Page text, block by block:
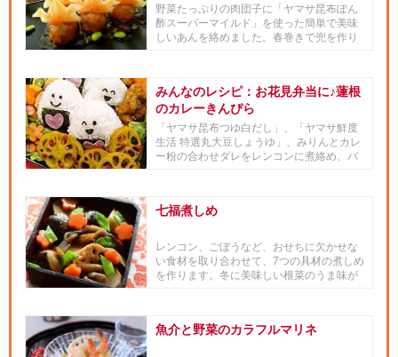
野菜たっぷりの肉団子に「ヤマサ昆布ぽん
酢スーパーマイルド」を使った簡単で美味
しいあんを絡めました。春巻きで兜を作り
みんなのレシピ：お花見弁当に♪蓮根
のカレーきんぴら
「ヤマサ昆布つゆ白だし」、「ヤマサ鮮度
生活 特選丸大豆しょうゆ」、みりんとカレ
ー粉の合わせダレをレンコンに煮絡め、バ
七福煮しめ
レンコン、ごぼうなど、おせちに欠かせな
い食材を取り合わせて、7つの具材の煮しめ
を作ります。冬に美味しい根菜のうま味が
魚介と野菜のカラフルマリネ